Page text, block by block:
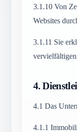
3.1.10 Von
Websites
3.1.11 Sie
4.
4.1 Das
4.1.1